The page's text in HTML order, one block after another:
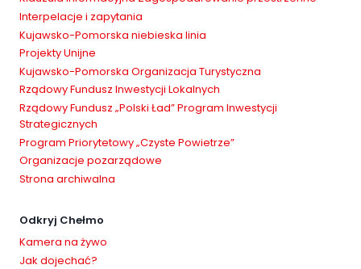
Interpelacje i zapytania
Kujawsko-Pomorska niebieska linia
Projekty Unijne
Kujawsko-Pomorska Organizacja Turystyczna
Rządowy Fundusz Inwestycji Lokalnych
Rządowy Fundusz „Polski Ład” Program Inwestycji
Strategicznych
Program Priorytetowy „Czyste Powietrze”
Organizacje pozarządowe
Strona archiwalna
Odkryj Chełmo
Kamera na żywo
Jak dojechać?